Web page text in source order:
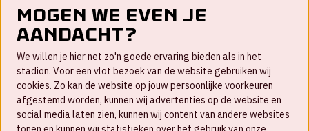
Werken bij
Disclaimer
Mogen we even je
aandacht?
We willen je hier net zo'n goede ervaring bieden als in het
stadion. Voor een vlot bezoek van de website gebruiken wij
cookies. Zo kan de website op jouw persoonlijke voorkeuren
afgestemd worden, kunnen wij advertenties op de website en
social media laten zien, kunnen wij content van andere websites